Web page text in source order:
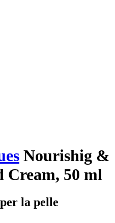
Nourishig &
Cream, 50 ml
la pelle